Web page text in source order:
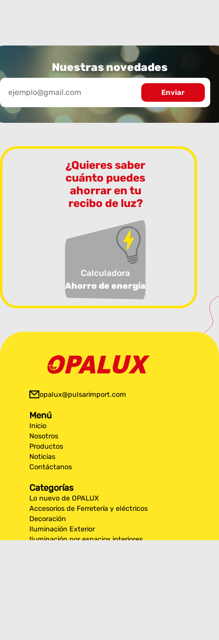
Nuestras novedades
¿Quieres saber
cuánto puedes
ahorrar en tu
recibo de luz?
Calculadora
Ahorro de energía
opalux@pulsarimport.com
Menú
Inicio
Nosotros
Productos
Noticias
Contáctanos
Categorías
Lo nuevo de OPALUX
Accesorios de Ferretería y eléctricos
Decoración
Iluminación Exterior
Iluminación por espacios interiores